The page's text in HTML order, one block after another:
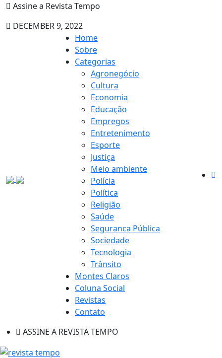
Assine a Revista Tempo
DECEMBER 9, 2022
Home
Sobre
Categorias
Agronegócio
Cultura
Economia
Educação
Empregos
Entretenimento
Esporte
Justiça
Meio ambiente
Polícia
Política
Religião
Saúde
Seguranca Pública
Sociedade
Tecnologia
Trânsito
Montes Claros
Coluna Social
Revistas
Contato
ASSINE A REVISTA TEMPO